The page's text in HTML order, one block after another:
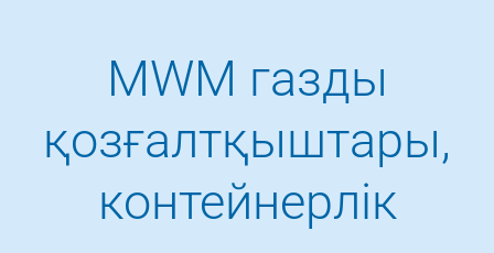
MWM газды
қозғалтқыштары,
контейнерлік